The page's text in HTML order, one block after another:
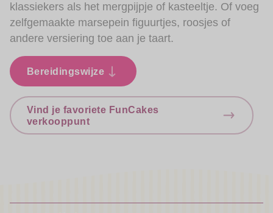
klassiekers als het mergpijpje of kasteeltje. Of voeg
zelfgemaakte marsepein figuurtjes, roosjes of
andere versiering toe aan je taart.
Bereidingswijze
Vind je favoriete FunCakes
verkooppunt